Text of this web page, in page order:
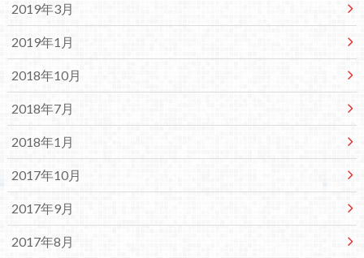
2019年3月
2019年1月
2018年10月
2018年7月
2018年1月
2017年10月
2017年9月
2017年8月